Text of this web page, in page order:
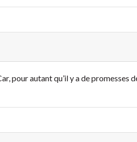
pour autant qu’il y a de promesses